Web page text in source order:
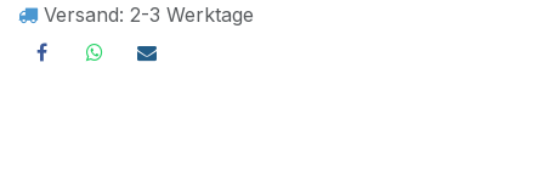
Versand: 2-3 Werktage